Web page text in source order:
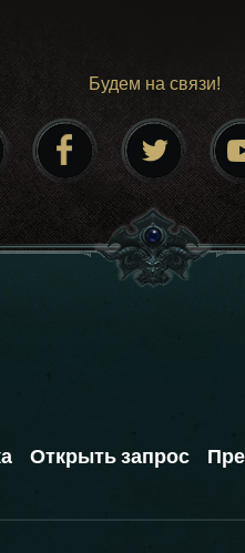
Будем на связи!